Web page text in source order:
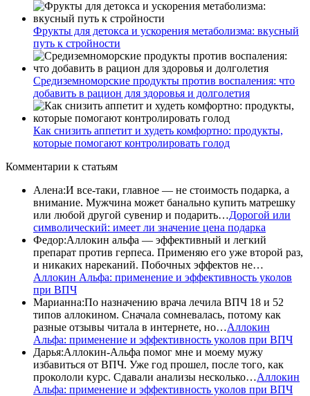
Фрукты для детокса и ускорения метаболизма: вкусный
путь к стройности
Средиземноморские продукты против воспаления: что
добавить в рацион для здоровья и долголетия
Как снизить аппетит и худеть комфортно: продукты,
которые помогают контролировать голод
Комментарии к статьям
Алена:И все-таки, главное — не стоимость подарка, а
внимание. Мужчина может банально купить матрешку
или любой другой сувенир и подарить…Дорогой или
символический: имеет ли значение цена подарка
Федор:Аллокин альфа — эффективный и легкий
препарат против герпеса. Применяю его уже второй раз,
и никаких нареканий. Побочных эффектов не…
Аллокин Альфа: применение и эффективность уколов
при ВПЧ
Марианна:По назначению врача лечила ВПЧ 18 и 52
типов аллокином. Сначала сомневалась, потому как
разные отзывы читала в интернете, но…Аллокин
Альфа: применение и эффективность уколов при ВПЧ
Дарья:Аллокин-Альфа помог мне и моему мужу
избавиться от ВПЧ. Уже год прошел, после того, как
прокололи курс. Сдавали анализы несколько…Аллокин
Альфа: применение и эффективность уколов при ВПЧ